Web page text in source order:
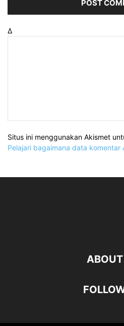
Δ
Situs ini menggunakan Akismet
Pelajari bagaimana data komentar